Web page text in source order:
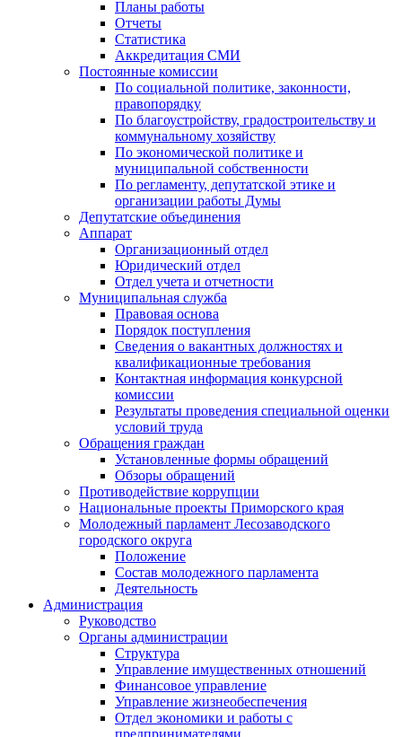
Планы работы
Отчеты
Статистика
Аккредитация СМИ
Постоянные комиссии
По социальной политике, законности,
правопорядку
По благоустройству, градостроительству и
коммунальному хозяйству
По экономической политике и
муниципальной собственности
По регламенту, депутатской этике и
организации работы Думы
Депутатские объединения
Аппарат
Организационный отдел
Юридический отдел
Отдел учета и отчетности
Муниципальная служба
Правовая основа
Порядок поступления
Сведения о вакантных должностях и
квалификационные требования
Контактная информация конкурсной
комиссии
Результаты проведения специальной оценки
условий труда
Обращения граждан
Установленные формы обращений
Обзоры обращений
Противодействие коррупции
Национальные проекты Приморского края
Молодежный парламент Лесозаводского
городского округа
Положение
Состав молодежного парламента
Деятельность
Администрация
Руководство
Органы администрации
Структура
Управление имущественных отношений
Финансовое управление
Управление жизнеобеспечения
Отдел экономики и работы с